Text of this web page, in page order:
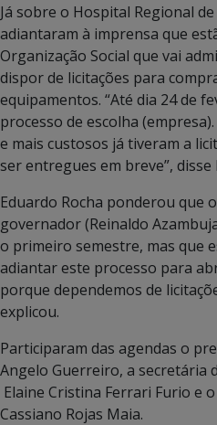
Já sobre o Hospital Regional
adiantaram à imprensa que
Organização Social que vai
dispor de licitações para
equipamentos. “Até dia 24 de
processo de escolha
e mais custosos já tiveram a
ser entregues em breve”, disse
Eduardo Rocha ponderou que
governador (Reinaldo
o primeiro semestre, mas que
adiantar este processo para
porque dependemos de
explicou.
Participaram das agendas o
Angelo Guerreiro, a secretária
Elaine Cristina Ferrari Furio e
Cassiano Rojas Maia.